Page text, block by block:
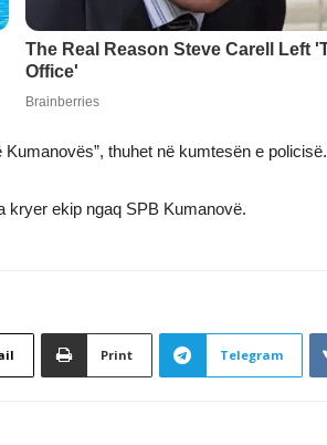
thuhet në kumtesën e policisë.
kryer ekip ngaq SPB Kumanovë.
Print Telegram